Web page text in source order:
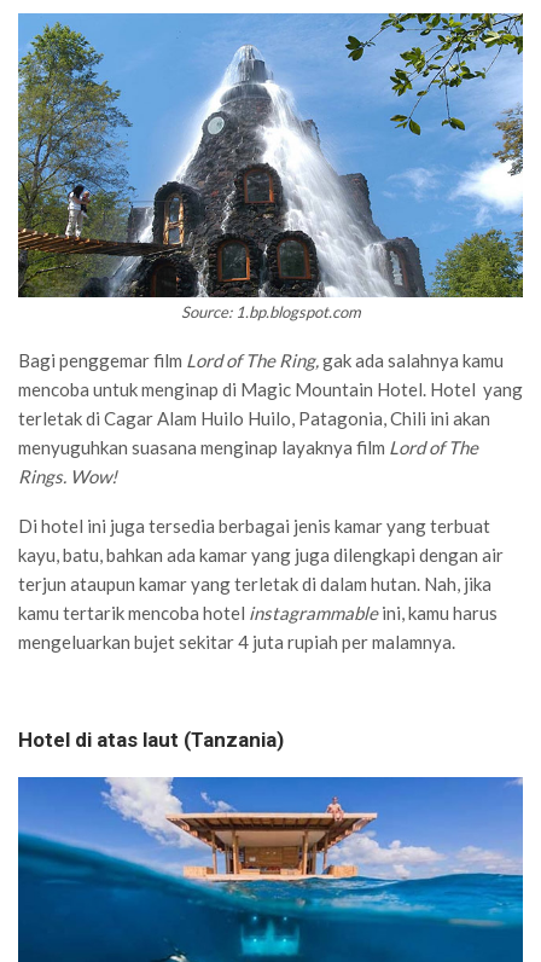
Source: 1.bp.blogspot.com
Bagi penggemar film Lord of The Ring,gak ada salahnya kamu
mencoba untuk menginap di Magic Mountain Hotel. Hotel yang
terletak di Cagar Alam Huilo Huilo, Patagonia, Chili ini akan
menyuguhkan suasana menginap layaknya film Lord of The
Rings. Wow!
Di hotel ini juga tersedia berbagai jenis kamar yang terbuat
kayu, batu, bahkan ada kamar yang juga dilengkapi dengan air
terjun ataupun kamar yang terletak di dalam hutan. Nah, jika
kamu tertarik mencoba hotel instagrammableini, kamu harus
mengeluarkan bujet sekitar 4 juta rupiah per malamnya.
Hotel di atas laut (Tanzania)